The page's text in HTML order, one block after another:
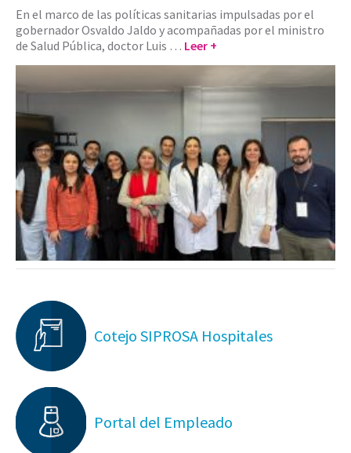
En el marco de las políticas sanitarias impulsadas por el
gobernador Osvaldo Jaldo y acompañadas por el ministro
de Salud Pública, doctor Luis … Leer +
Cotejo SIPROSA Hospitales
Portal del Empleado